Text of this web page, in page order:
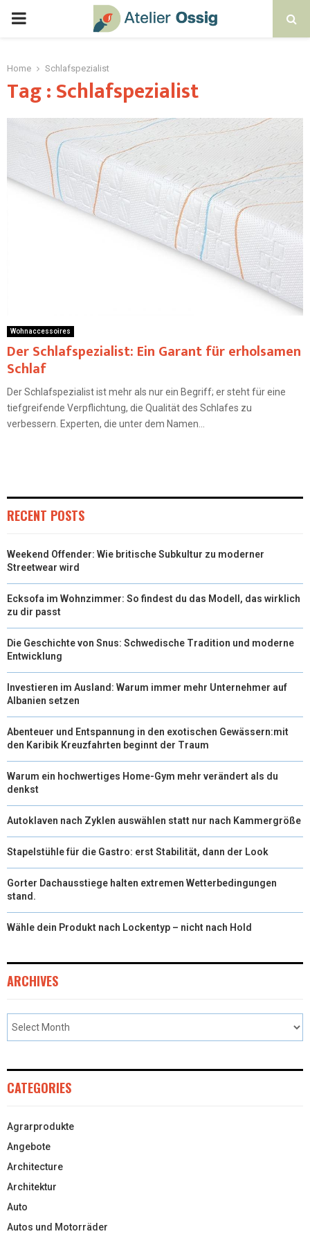
Home Schlafspezialist
Tag : Schlafspezialist
Wohnaccessoires
Der Schlafspezialist: Ein Garant für erholsamen
Schlaf
Der Schlafspezialist ist mehr als nur ein Begriff; er steht für eine
tiefgreifende Verpflichtung, die Qualität des Schlafes zu
verbessern. Experten, die unter dem Namen...
RECENT POSTS
Weekend Offender: Wie britische Subkultur zu moderner
Streetwear wird
Ecksofa im Wohnzimmer: So findest du das Modell, das wirklich
zu dir passt
Die Geschichte von Snus: Schwedische Tradition und moderne
Entwicklung
Investieren im Ausland: Warum immer mehr Unternehmer auf
Albanien setzen
Abenteuer und Entspannung in den exotischen Gewässern:mit
den Karibik Kreuzfahrten beginnt der Traum
Warum ein hochwertiges Home-Gym mehr verändert als du
denkst
Autoklaven nach Zyklen auswählen statt nur nach Kammergröße
Stapelstühle für die Gastro: erst Stabilität, dann der Look
Gorter Dachausstiege halten extremen Wetterbedingungen
stand.
Wähle dein Produkt nach Lockentyp – nicht nach Hold
ARCHIVES
CATEGORIES
Agrarprodukte
Angebote
Architecture
Architektur
Auto
Autos und Motorräder